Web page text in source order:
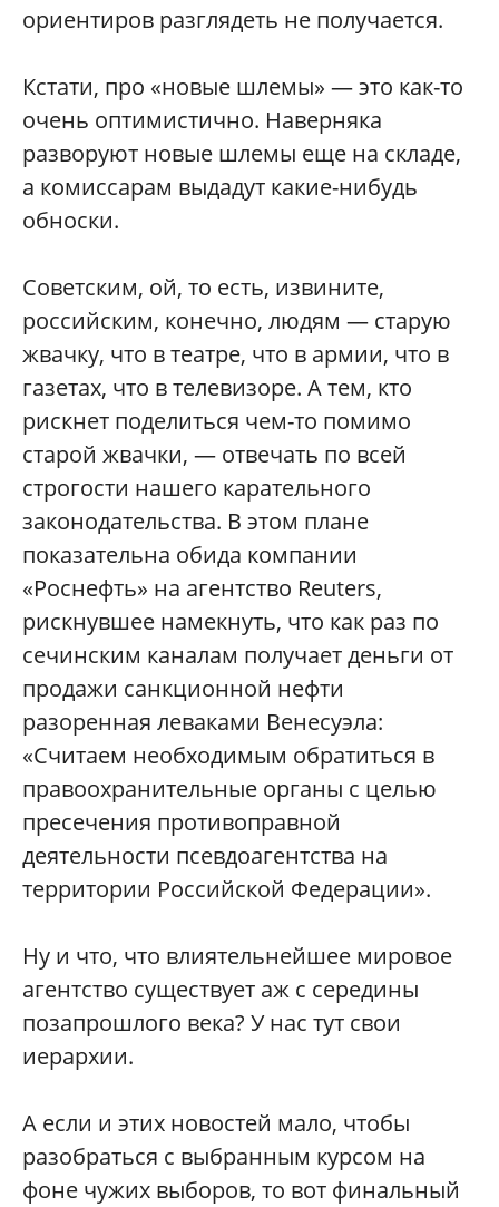
ориентиров разглядеть не получается.
Кстати, про «новые шлемы» — это как-то
очень оптимистично. Наверняка
разворуют новые шлемы еще на складе,
а комиссарам выдадут какие-нибудь
обноски.
Советским, ой, то есть, извините,
российским, конечно, людям — старую
жвачку, что в театре, что в армии, что в
газетах, что в телевизоре. А тем, кто
рискнет поделиться чем-то помимо
старой жвачки, — отвечать по всей
строгости нашего карательного
законодательства. В этом плане
показательна обида компании
«Роснефть» на агентство Reuters,
рискнувшее намекнуть, что как раз по
сечинским каналам получает деньги от
продажи санкционной нефти
разоренная леваками Венесуэла:
«Считаем необходимым обратиться в
правоохранительные органы с целью
пресечения противоправной
деятельности псевдоагентства на
территории Российской Федерации».
Ну и что, что влиятельнейшее мировое
агентство существует аж с середины
позапрошлого века? У нас тут свои
иерархии.
А если и этих новостей мало, чтобы
разобраться с выбранным курсом на
фоне чужих выборов, то вот финальный